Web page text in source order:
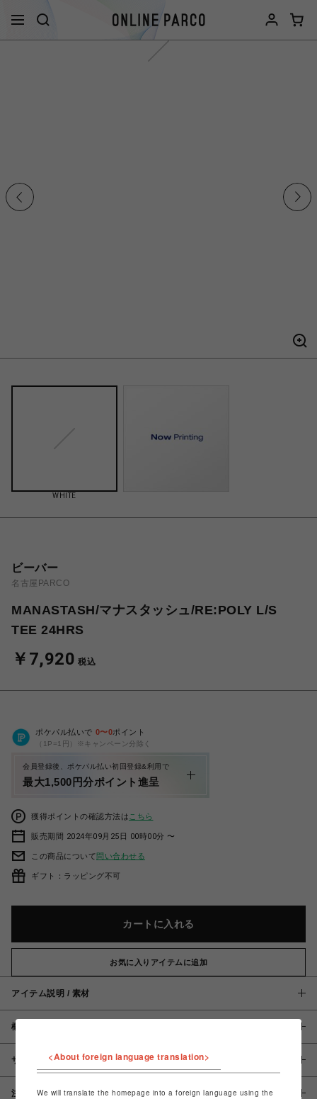
WHITE
ビーバー
名古屋PARCO
MANASTASH/マナスタッシュ/RE:POLY L/S
TEE 24HRS
￥7,920 税込
ポケパル払いで 0〜0ポイント
（1P=1円）※キャンペーン分除く
会員登録後、ポケパル払い初回登録&利用で
最大1,500円分ポイント進呈
獲得ポイントの確認方法は こちら
販売期間 2024年09月25日 00時00分 〜
この商品について問い合わせる
ギフト：ラッピング不可
カートに入れる
お気に入りアイテムに追加
アイテム説明 / 素材
概要
サイズ
注意事項
<About foreign language translation>
We will translate the homepage into a foreign language using the